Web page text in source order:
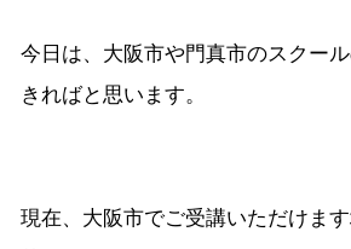
今日は、大阪市や門真市のスクー
きればと思います。
現在、大阪市でご受講いただけま